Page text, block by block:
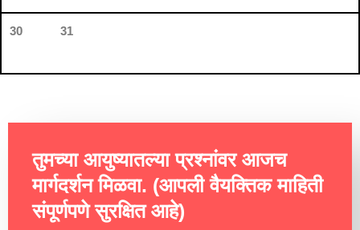
30 31
तुमच्या आयुष्यातल्या प्रश्नांवर आजच
मार्गदर्शन मिळवा. (आपली वैयक्तिक माहिती
संपूर्णपणे सुरक्षित आहे)